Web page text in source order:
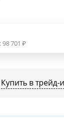
98 701 ₽
Купить в трейд-